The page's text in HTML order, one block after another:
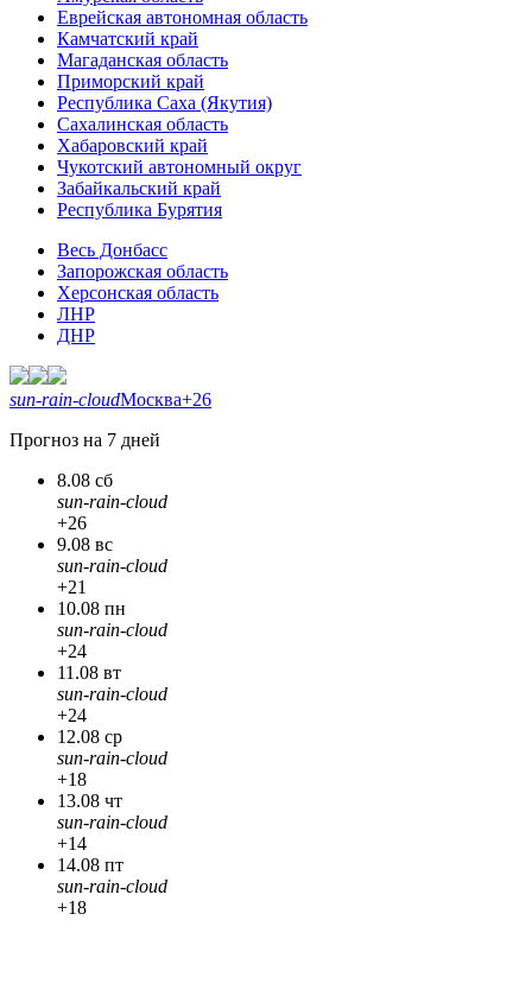
Еврейская автономная область
Камчатский край
Магаданская область
Приморский край
Республика Саха (Якутия)
Сахалинская область
Хабаровский край
Чукотский автономный округ
Забайкальский край
Республика Бурятия
Весь Донбасс
Запорожская область
Херсонская область
ЛНР
ДНР
sun-rain-cloudМосква+26
Прогноз на 7 дней
8.08 сб
sun-rain-cloud
+26
9.08 вс
sun-rain-cloud
+21
10.08 пн
sun-rain-cloud
+24
11.08 вт
sun-rain-cloud
+24
12.08 ср
sun-rain-cloud
+18
13.08 чт
sun-rain-cloud
+14
14.08 пт
sun-rain-cloud
+18